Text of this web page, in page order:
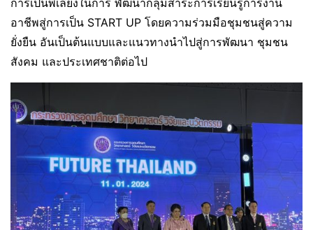
การเป็นพี่เลี้ยงในการ พัฒนากลุ่มสาระการเรียนรู้การงาน
อาชีพสู่การเป็น START UP โดยความร่วมมือชุมชนสู่ความ
ยั่งยืน อันเป็นต้นแบบและแนวทางนำไปสู่การพัฒนา ชุมชน
สังคม และประเทศชาติต่อไป